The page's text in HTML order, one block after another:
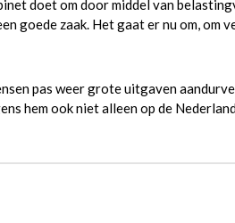
doet om door middel van
goede zaak. Het gaat er nu om, om
pas weer grote uitgaven
hem ook niet alleen op de